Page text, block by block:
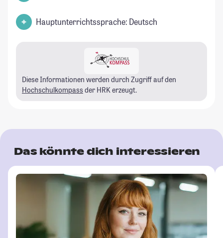
Hauptunterrichtssprache: Deutsch
Diese Informationen werden durch Zugriff auf den
Hochschulkompass der HRK erzeugt.
Das könnte dich interessieren